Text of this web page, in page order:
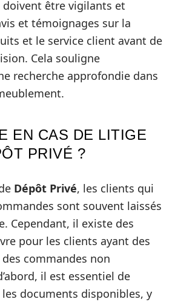
être vigilants et
et témoignages sur la
et le service client avant de
Cela souligne
recherche approfondie dans
EN CAS DE LITIGE
PRIVÉ ?
Dépôt Privé, les clients qui
sont souvent laissés
Cependant, il existe des
pour les clients ayant des
commandes non
il est essentiel de
documents disponibles, y